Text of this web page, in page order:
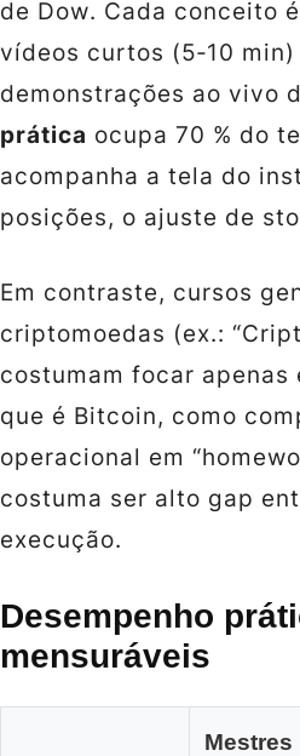
de Dow. Cada conceito
vídeos curtos (5‑10
demonstrações ao vivo
prática ocupa 70 % do
acompanha a tela do
posições, o ajuste de
Em contraste, cursos
criptomoedas (ex.:
costumam focar apenas
que é Bitcoin, como
operacional em
costuma ser alto gap
execução.
Desempenho
mensuráveis
Mestres